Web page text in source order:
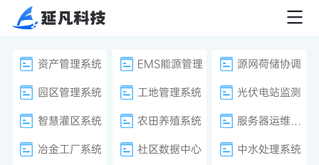
资产管理系统 EMS能源管理
源网荷储协调
园区管理系统
工地管理系统
光伏电站监测
智慧灌区系统
农田养殖系统
服务器运维监控
冶金工厂系统
社区数据中心
中水处理系统